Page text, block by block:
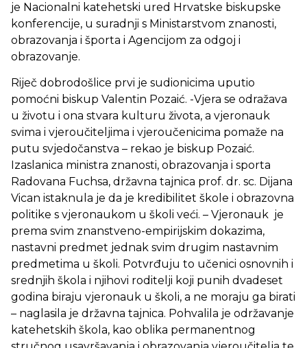
je Nacionalni katehetski ured Hrvatske biskupske
konferencije, u suradnji s Ministarstvom znanosti,
obrazovanja i športa i Agencijom za odgoj i
obrazovanje.
Riječ dobrodošlice prvi je sudionicima uputio
pomoćni biskup Valentin Pozaić. -Vjera se odražava
u životu i ona stvara kulturu života, a vjeronauk
svima i vjeroučiteljima i vjeroučenicima pomaže na
putu svjedočanstva – rekao je biskup Pozaić.
Izaslanica ministra znanosti, obrazovanja i sporta
Radovana Fuchsa, državna tajnica prof. dr. sc. Dijana
Vican istaknula je da je kredibilitet škole i obrazovna
politike s vjeronaukom u školi veći. – Vjeronauk je
prema svim znanstveno-empirijskim dokazima,
nastavni predmet jednak svim drugim nastavnim
predmetima u školi. Potvrđuju to učenici osnovnih i
srednjih škola i njihovi roditelji koji punih dvadeset
godina biraju vjeronauk u školi, a ne moraju ga birati
– naglasila je državna tajnica. Pohvalila je održavanje
katehetskih škola, kao oblika permanentnog